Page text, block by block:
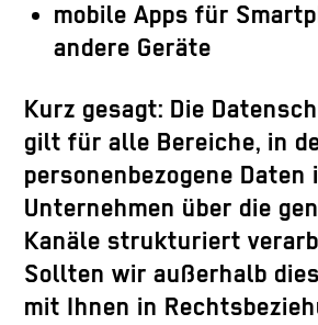
mobile Apps für
andere Geräte
Kurz gesagt: Die
gilt für alle Bereiche, in
personenbezogene Daten
Unternehmen über die
Kanäle strukturiert
Sollten wir außerhalb
mit Ihnen in